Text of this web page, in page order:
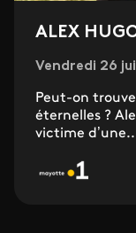
ALEX
Vendredi 26
Peut-on
éternelles ?
victime